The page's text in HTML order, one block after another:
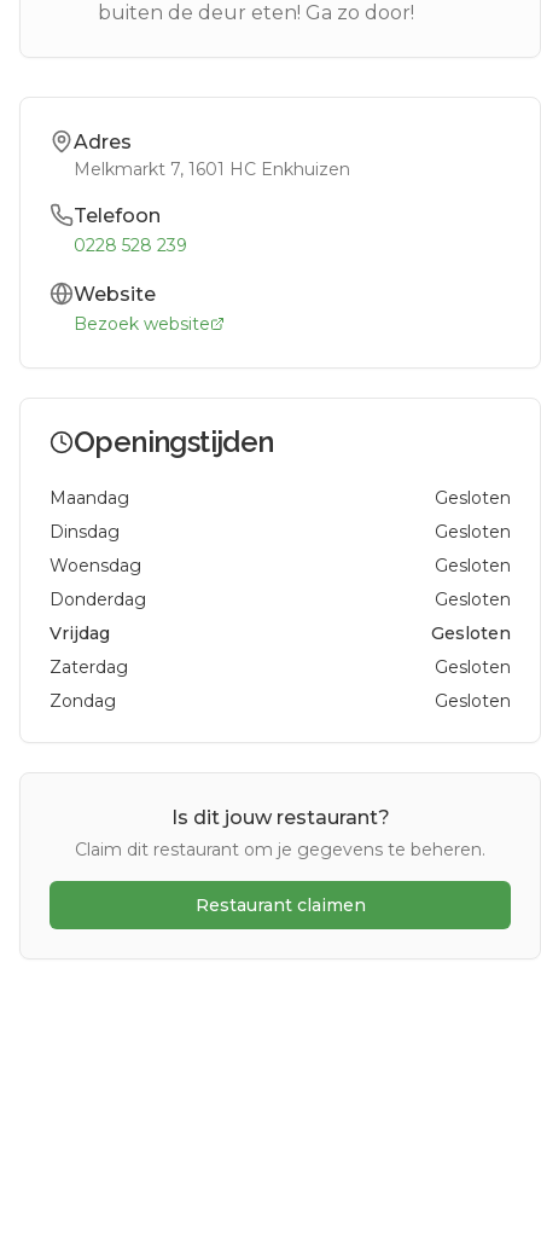
buiten de deur eten! Ga zo door!
Adres
Melkmarkt 7, 1601 HC Enkhuizen
Telefoon
0228 528 239
Website
Bezoek website
Openingstijden
Maandag
Gesloten
Dinsdag
Gesloten
Woensdag
Gesloten
Donderdag
Gesloten
Vrijdag
Gesloten
Zaterdag
Gesloten
Zondag
Gesloten
Is dit jouw restaurant?
Claim dit restaurant om je gegevens te beheren.
Restaurant claimen